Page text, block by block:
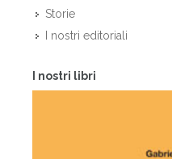
Storie
I nostri editoriali
I nostri libri